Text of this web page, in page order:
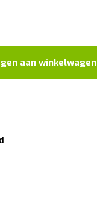
aan winkelwagen